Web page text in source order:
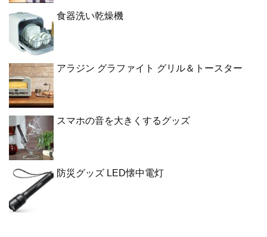
食器洗い乾燥機
アラジン グラファイト グリル＆トースター
スマホの音を大きくするグッズ
防災グッズ LED懐中電灯